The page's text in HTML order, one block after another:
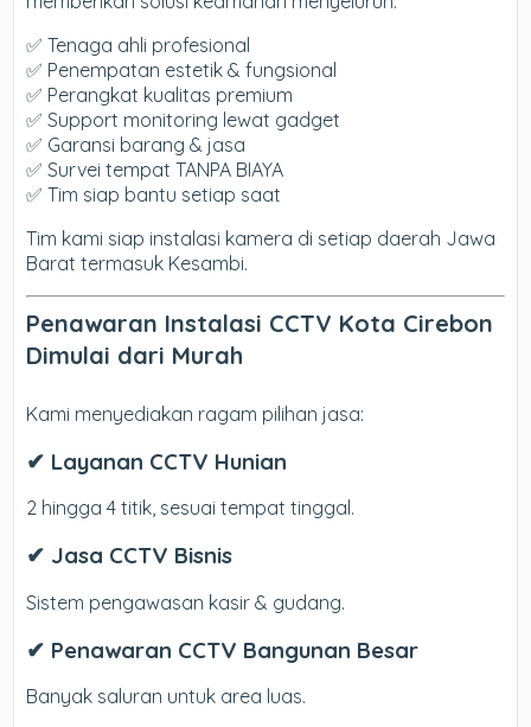
✅ Tenaga ahli profesional
✅ Penempatan estetik & fungsional
✅ Perangkat kualitas premium
✅ Support monitoring lewat gadget
✅ Garansi barang & jasa
✅ Survei tempat TANPA BIAYA
✅ Tim siap bantu setiap saat
Tim kami siap instalasi kamera di setiap daerah Jawa
Barat termasuk Kesambi.
Penawaran Instalasi CCTV Kota Cirebon
Dimulai dari Murah
Kami menyediakan ragam pilihan jasa:
✔ Layanan CCTV Hunian
2 hingga 4 titik, sesuai tempat tinggal.
✔ Jasa CCTV Bisnis
Sistem pengawasan kasir & gudang.
✔ Penawaran CCTV Bangunan Besar
Banyak saluran untuk area luas.